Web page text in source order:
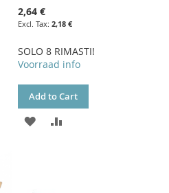
2,64 €
2,18 €
SOLO 8 RIMASTI!
Voorraad info
Add to Cart
ADD